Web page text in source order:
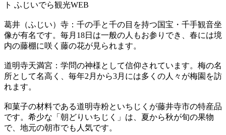
ト ふじいでら観光WEB
葛井（ふじい）寺：千の手と千の目を持つ国宝・千手観音坐
像が有名です。毎月18日は一般の人もお参りでき、春には境
内の藤棚に咲く藤の花が見られます。
道明寺天満宮：学問の神様として信仰されています。梅の名
所として名高く、毎年2月から3月には多くの人々が梅園を訪
れます。
和菓子の材料である道明寺粉といちじくが藤井寺市の特産品
です。希少な「朝どりいちじく」は、夏から秋が旬の果物
で、地元の朝市でも人気です。